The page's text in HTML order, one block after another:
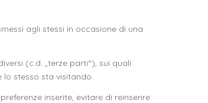
agli stessi in occasione di una
(c.d. „terze parti“), sui quali
lo stesso sta visitando.
inserite, evitare di reinserire